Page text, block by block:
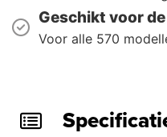
Geschikt voor
Voor alle 570